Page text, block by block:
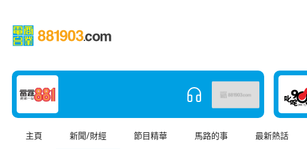
主頁 新聞/財經 節目精華 馬路的事 最新熱話